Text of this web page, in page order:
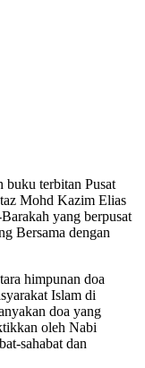
buku terbitan Pusat
Mohd Kazim Elias
yang berpusat
Bersama dengan
himpunan doa
Islam di
doa yang
oleh Nabi
sahabat dan